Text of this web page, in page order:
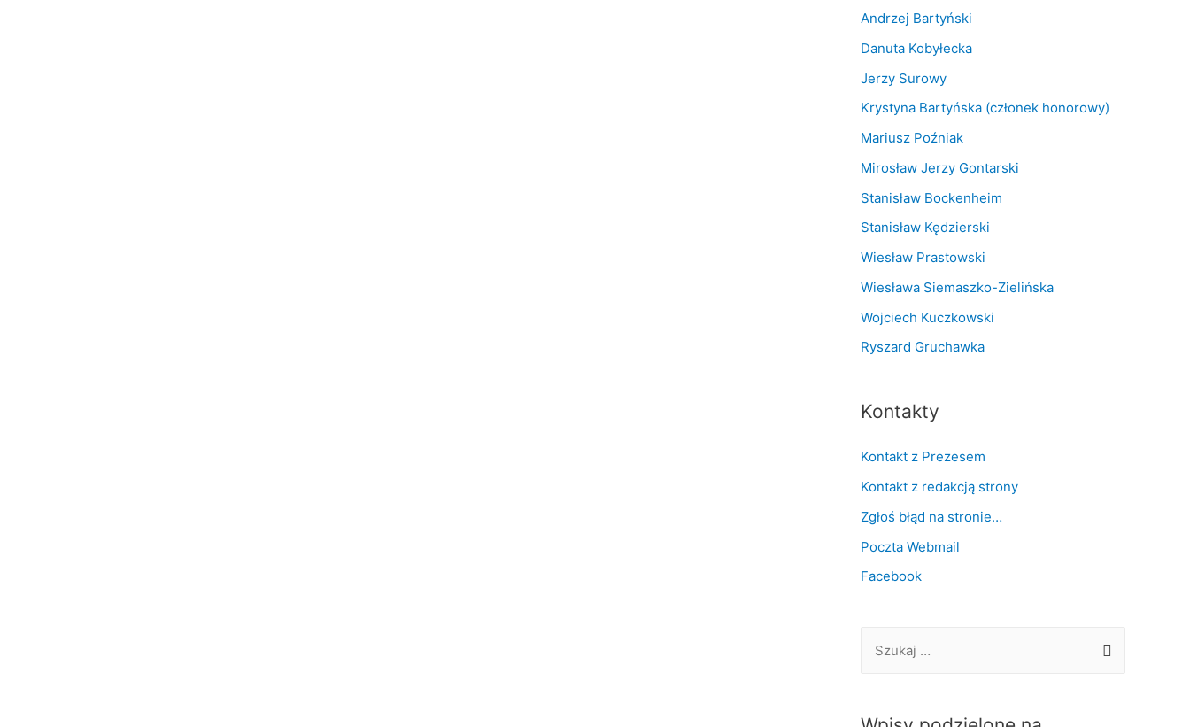
Andrzej Bartyński
Danuta Kobyłecka
Jerzy Surowy
Krystyna Bartyńska (członek honorowy)
Mariusz Poźniak
Mirosław Jerzy Gontarski
Stanisław Bockenheim
Stanisław Kędzierski
Wiesław Prastowski
Wiesława Siemaszko-Zielińska
Wojciech Kuczkowski
Ryszard Gruchawka
Kontakty
Kontakt z Prezesem
Kontakt z redakcją strony
Zgłoś błąd na stronie…
Poczta Webmail
Facebook
k